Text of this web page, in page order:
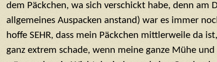
dem Päckchen, wa sich verschickt habe, denn am
allgemeines Auspacken anstand) war es immer
hoffe SEHR, dass mein Päckchen mittlerweile da
ganz extrem schade, wenn meine ganze Mühe